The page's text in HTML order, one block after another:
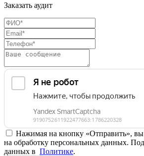
Заказать аудит
Нажимая на кнопку «Отправить», вы
на обработку персональных данных.
данных в Политике.